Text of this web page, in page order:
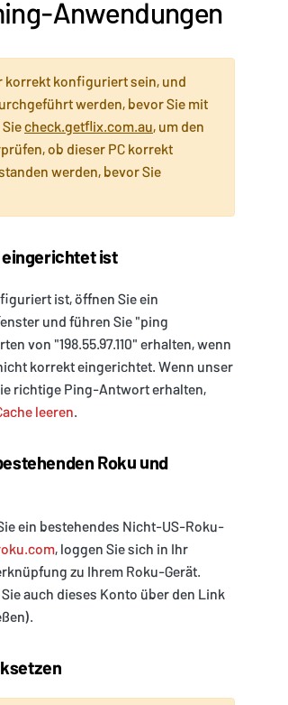
Anwendungen
korrekt konfiguriert sein, und
werden, bevor Sie mit
check.getflix.com.au, um den
ob dieser PC korrekt
werden, bevor Sie
eingerichtet ist
ist, öffnen Sie ein
und führen Sie "ping
von "198.55.97.110" erhalten, wenn
korrekt eingerichtet. Wenn unser
richtige Ping-Antwort erhalten,
leeren.
Roku und
ein bestehendes Nicht-US-Roku-
, loggen Sie sich in Ihr
zu Ihrem Roku-Gerät.
auch dieses Konto über den Link